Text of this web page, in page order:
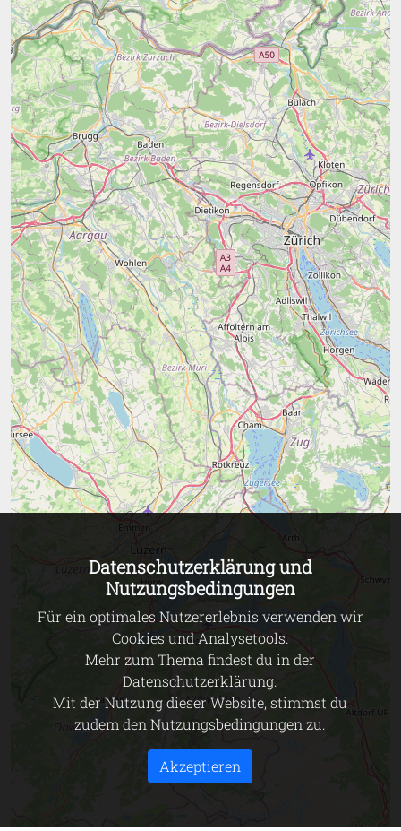
Datenschutzerklärung und
Nutzungsbedingungen
Für ein optimales Nutzererlebnis verwenden wir
Cookies und Analysetools.
Mehr zum Thema findest du in der
Datenschutzerklärung.
Mit der Nutzung dieser Website, stimmst du
zudem denNutzungsbedingungenzu.
Akzeptieren